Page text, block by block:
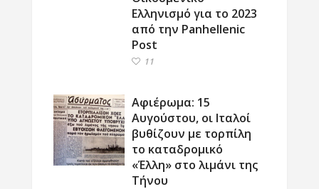
Ελληνισμό για το 2023
από την Panhellenic
Post
11
Αφιέρωμα: 15
Αυγούστου, οι Ιταλοί
βυθίζουν με τορπίλη
το καταδρομικό
«Έλλη» στο λιμάνι της
Τήνου